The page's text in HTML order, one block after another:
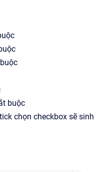
buộc
chọn checkbox sẽ sinh